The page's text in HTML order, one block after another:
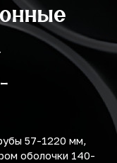
57-1220 мм,
оболочки 140-